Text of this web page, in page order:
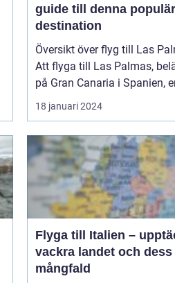
guide till denna
destination
Översikt över flyg till Las
Att flyga till Las Palmas,
på Gran Canaria i Spanien,
18 januari 2024
Flyga till Italien –
vackra landet och dess
mångfald